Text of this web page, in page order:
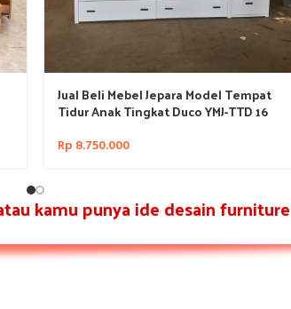
Jual Beli Mebel Jepara Model Tempat
Tidur Anak Tingkat Duco YMJ-TTD 16
Rp 8.750.000
kamu punya ide desain